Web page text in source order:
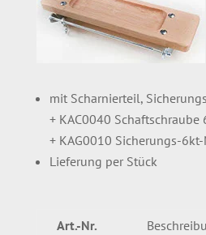
mit Scharnierteil,
+ KAC0040 Schaftschraube
+ KAG0010 Sicherungs-
Lieferung per Stück
Art.-Nr.